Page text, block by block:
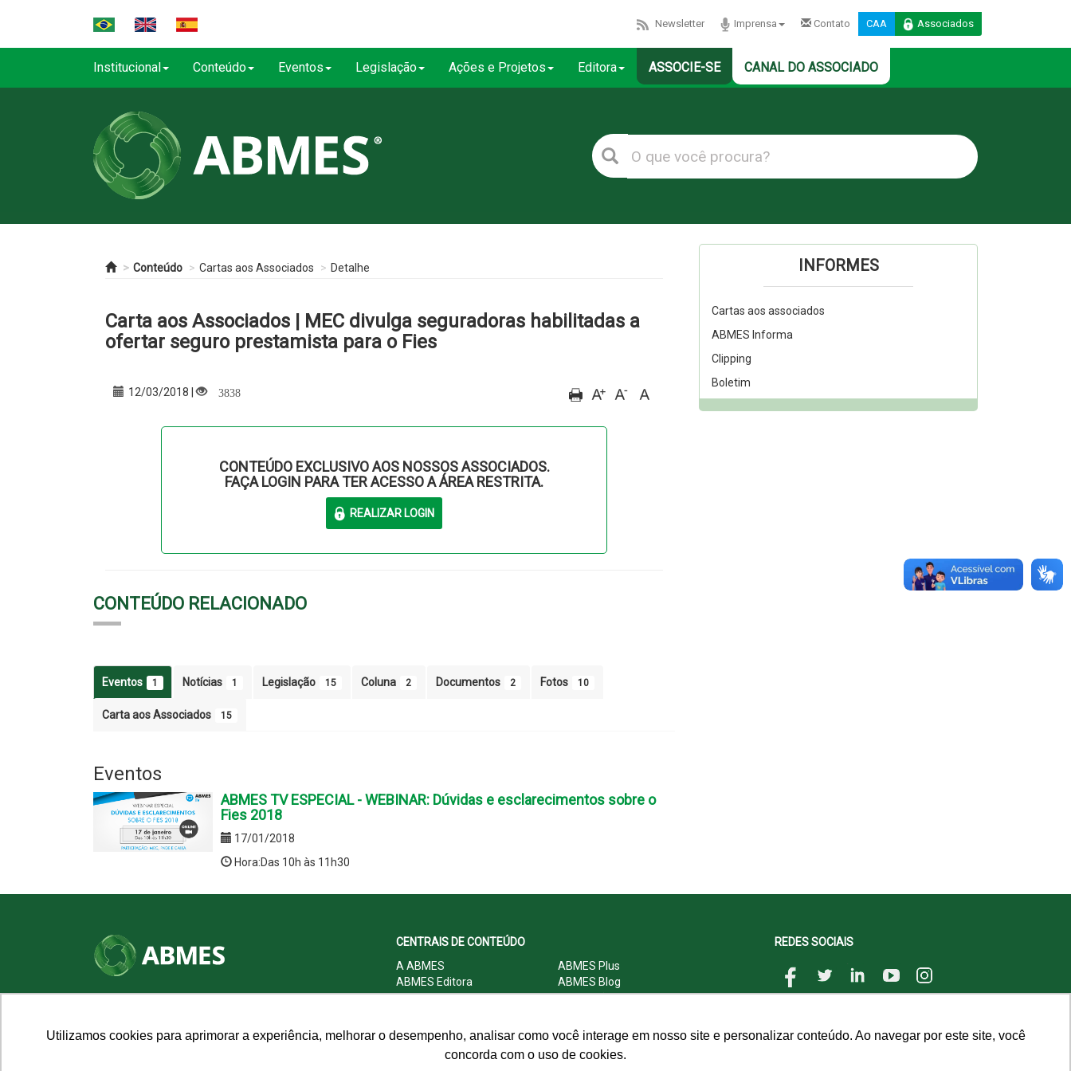
Utilizamos cookies para aprimorar a experiência, melhorar o desempenho, analisar como você interage em nosso site e personalizar conteúdo. Ao navegar por este site, você
concorda com o uso de cookies.
Newsletter Imprensa Contato CAA Associados
Institucional Conteúdo Eventos Legislação Ações e Projetos Editora ASSOCIE-SE CANAL DO ASSOCIADO
Conteúdo Cartas aos Associados Detalhe
Carta aos Associados | MEC divulga seguradoras habilitadas a
ofertar seguro prestamista para o Fies
12/03/2018 | 3838
CONTEÚDO EXCLUSIVO AOS NOSSOS ASSOCIADOS.
FAÇA LOGIN PARA TER ACESSO A ÁREA RESTRITA.
CONTEÚDO RELACIONADO
Eventos 1 Notícias 1 Legislação 15 Coluna 2 Documentos 2 Fotos 10
Carta aos Associados 15
Eventos
ABMES TV ESPECIAL - WEBINAR: Dúvidas e esclarecimentos sobre o
Fies 2018
17/01/2018
Hora:Das 10h às 11h30
INFORMES
Cartas aos associados
ABMES Informa
Clipping
Boletim
CEP: 70.701-060 - Asa Norte, Brasília/DF
CENTRAIS DE CONTEÚDO
A ABMES
ABMES Plus
ABMES Editora
ABMES Blog
ABMES LInC
Legislação
Central do Associado ABMES
Contato
REDES SOCIAIS